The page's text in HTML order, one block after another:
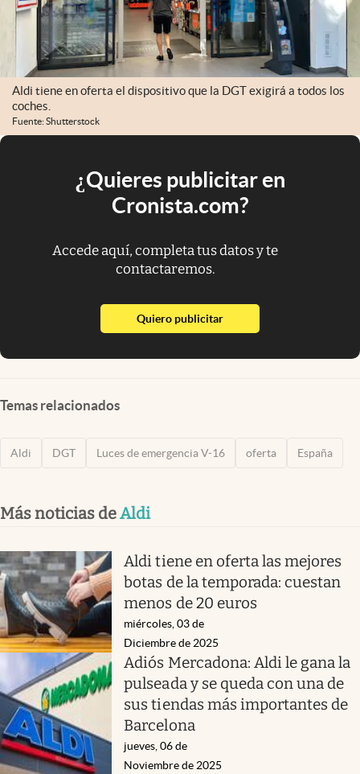
Aldi tiene en oferta el dispositivo que la DGT exigirá a todos los
coches.
Fuente: Shutterstock
¿Quieres publicitar en
Cronista.com?
Accede aquí, completa tus datos y te
contactaremos.
Quiero publicitarabre en nueva pestaña
Temas relacionados
Aldi DGT Luces de emergencia V-16 oferta España
Más noticias deAldi
Aldi tiene en oferta las mejores
botas de la temporada: cuestan
menos de 20 euros
miércoles, 03 de
Diciembre de 2025
Adiós Mercadona: Aldi le gana la
pulseada y se queda con una de
sus tiendas más importantes de
Barcelona
jueves, 06 de
Noviembre de 2025